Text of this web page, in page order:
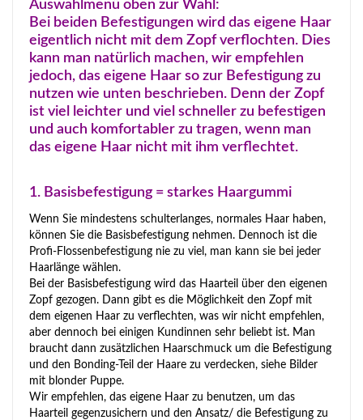
Auswahlmenü oben zur Wahl:
Bei beiden Befestigungen wird das eigene Haar
eigentlich nicht mit dem Zopf verflochten. Dies
kann man natürlich machen, wir empfehlen
jedoch, das eigene Haar so zur Befestigung zu
nutzen wie unten beschrieben. Denn der Zopf
ist viel leichter und viel schneller zu befestigen
und auch komfortabler zu tragen, wenn man
das eigene Haar nicht mit ihm verflechtet.
1. Basisbefestigung = starkes Haargummi
Wenn Sie mindestens schulterlanges, normales Haar haben,
können Sie die Basisbefestigung nehmen. Dennoch ist die
Profi-Flossenbefestigung nie zu viel, man kann sie bei jeder
Haarlänge wählen.
Bei der Basisbefestigung wird das Haarteil über den eigenen
Zopf gezogen. Dann gibt es die Möglichkeit den Zopf mit
dem eigenen Haar zu verflechten, was wir nicht empfehlen,
aber dennoch bei einigen Kundinnen sehr beliebt ist. Man
braucht dann zusätzlichen Haarschmuck um die Befestigung
und den Bonding-Teil der Haare zu verdecken, siehe Bilder
mit blonder Puppe.
Wir empfehlen, das eigene Haar zu benutzen, um das
Haarteil gegenzusichern und den Ansatz/ die Befestigung zu